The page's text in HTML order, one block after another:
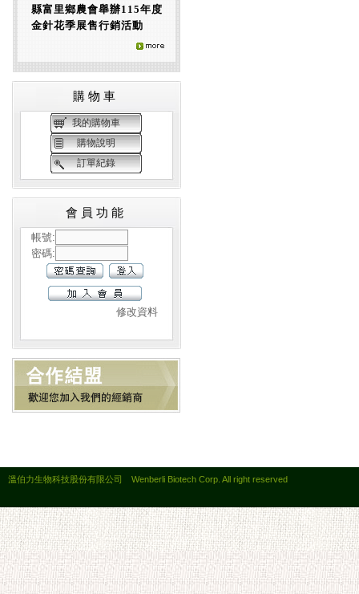
縣富里鄉農會舉辦115年度
金針花季展售行銷活動
購物車
我的購物車
購物說明
訂單紀錄
會員功能
帳號:
密碼:
修改資料
溫伯力生物科技股份有限公司 Wenberli Biotech Corp. All right reserved